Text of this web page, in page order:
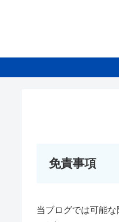
免責事項
当ブログでは可能